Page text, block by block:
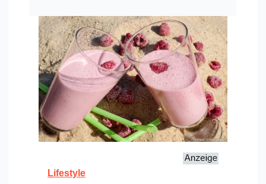
Lifestyle